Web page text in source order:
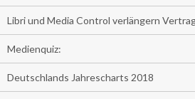
Libri und Media Control verlängern
Medienquiz:
Deutschlands Jahrescharts 2018